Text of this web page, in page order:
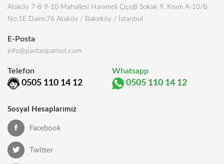
Ataköy 7-8-9-10 Mahallesi Hanımeli Çiçeği Sokak 9. Kısım A-10/B
No:1E Daire:76 Ataköy / Bakırköy / İstanbul
E-Posta
info@pastasipariset.com
Telefon
0505 110 14 12
Whatsapp
0505 110 14 12
Sosyal Hesaplarımız
Facebook
Twitter